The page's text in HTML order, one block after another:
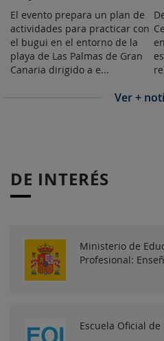
El evento prepara un plan de
actividades para practicar con
el bugui en el entorno de la
playa de Las Palmas de Gran
Canaria dirigido a e...
Ver +
DE INTERÉS
Ministerio de
Profesional:
Escuela Oficial